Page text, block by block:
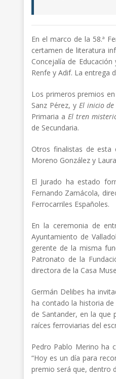
En el marco de la 58.ª
certamen de literatura
Concejalía de
Renfe y Adif. La entrega
Los primeros premios
Sanz Pérez, y El inicio
Primaria a El tren
de Secundaria.
Otros finalistas de esta
Moreno González y
El Jurado ha estado
Fernando Zamácola,
Ferrocarriles Españoles.
En la ceremonia de
Ayuntamiento de
gerente de la misma
Patronato de la
directora de la Casa
Germán Delibes ha
ha contado la historia
de Santander, en la que
raíces ferroviarias del
Pedro Pablo Merino ha
“Hoy es un día para
premio será que, dentro